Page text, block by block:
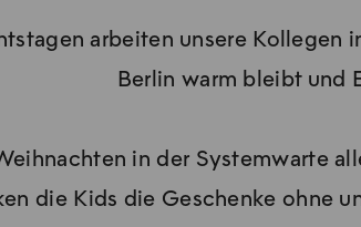
arbeiten unsere
Berlin warm bleibt und
in der Systemwarte
die Kids die Geschenke ohne